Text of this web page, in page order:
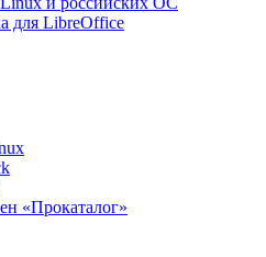
для LibreOffice
«Прокаталог»